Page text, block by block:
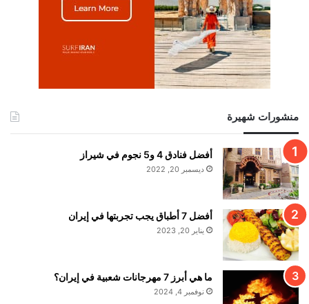
منشورات شهيرة
أفضل فنادق 4 و5 نجوم في شيراز
ديسمبر 20, 2022
أفضل 7 أطباق يجب تجربتها في إيران
يناير 20, 2023
ما هي أبرز 7 مهرجانات شعبية في إيران؟
نوفمبر 4, 2024